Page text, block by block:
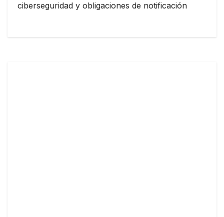
ciberseguridad y obligaciones de notificación